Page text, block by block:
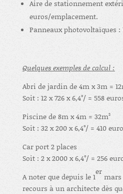
Aire de stationnement
euros/emplacement.
Panneaux photovoltaïques :
Quelques exemples de calcul :
Abri de jardin de 4m x 3m =
Soit : 12 x 726 x 6,4°/ = 558
Piscine de 8m x 4m = 32m²
Soit : 32 x 200 x 6,4°/ = 410
Car port 2 places
Soit : 2 x 2000 x 6,4°/ = 256
A noter que depuis le 1
er
mars
recours à un architecte dès